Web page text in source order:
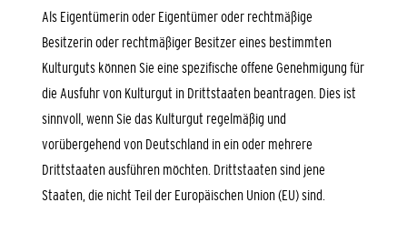
Als Eigentümerin oder Eigentümer oder rechtmäßige
Besitzerin oder rechtmäßiger Besitzer eines bestimmten
Kulturguts können Sie eine spezifische offene Genehmigung für
die Ausfuhr von Kulturgut in Drittstaaten beantragen. Dies ist
sinnvoll, wenn Sie das Kulturgut regelmäßig und
vorübergehend von Deutschland in ein oder mehrere
Drittstaaten ausführen möchten. Drittstaaten sind jene
Staaten, die nicht Teil der Europäischen Union (EU) sind.